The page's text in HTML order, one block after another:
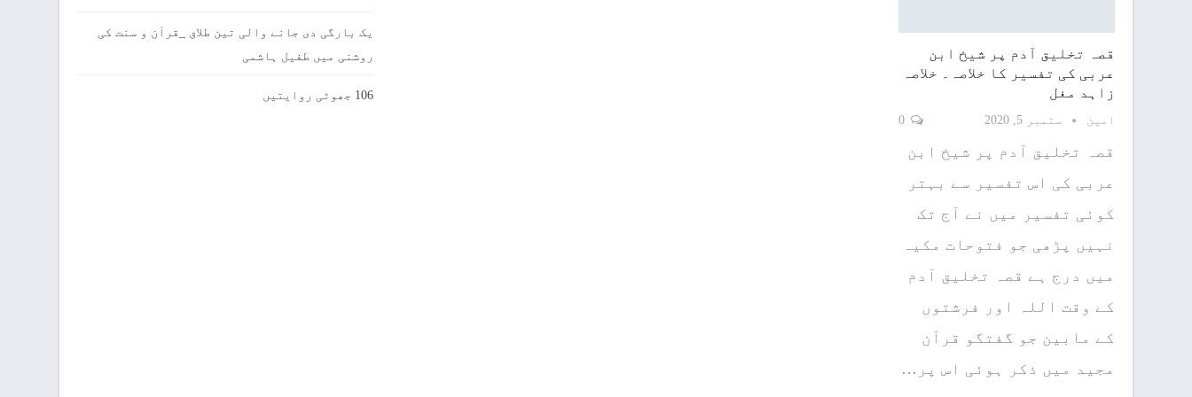
قصہ تخلیق آدم پر شیخ ابن
عربی کی تفسیر کا خلاصہ۔ خلاصہ
زاہد مغل
امین ستمبر 5, 2020
قصہ تخلیق آدم پر شیخ ابن
عربی کی اس تفسیر سے بہتر
کوئی تفسیر میں نے آج تک
نہیں پڑھی جو فتوحات مکیہ
میں درج ہے قصہ تخلیق آدم
کے وقت اللہ اور فرشتوں
کے مابین جو گفتگو قرآن
مجید میں ذکر ہوئی اس پر…
یک بارگی دی جانے والی تین طلاق _قرآن و سنت کی
روشنی میں طفیل ہاشمی
106 جھوٹی روایتیں